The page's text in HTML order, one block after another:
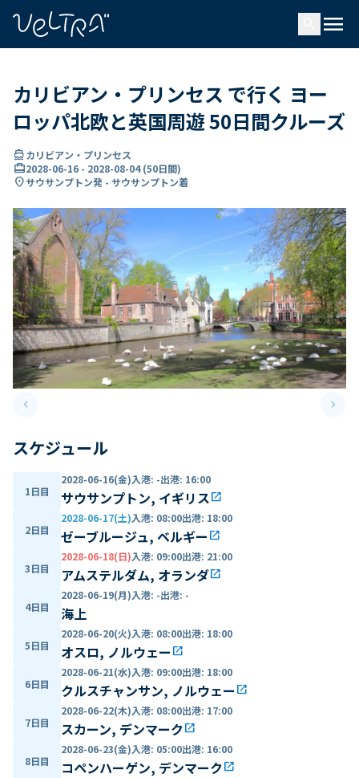
menu
カリビアン・プリンセス で行く ヨー
ロッパ北欧と英国周遊 50日間クルーズ
directions_boatカリビアン・プリンセス
card_travel2028-06-16 - 2028-08-04(50日間)
location_onサウサンプトン発 - サウサンプトン着
keyboard_arrow_leftPrevious slide keyboard_arrow_right
スケジュール
1日目
2028-06-16(金)入港: -出港: 16:00
サウサンプトン, イギリスopen_in_new
2日目
2028-06-17(土)入港: 08:00出港: 18:00
ゼーブルージュ, ベルギー open_in_new
3日目
2028-06-18(日)入港: 09:00出港: 21:00
アムステルダム, オランダopen_in_new
4日目
2028-06-19(月)入港: -出港: -
海上
5日目
2028-06-20(火)入港: 08:00出港: 18:00
オスロ, ノルウェー open_in_new
6日目
2028-06-21(水)入港: 09:00出港: 18:00
クルスチャンサン, ノルウェー open_in_new
7日目
2028-06-22(木)入港: 08:00出港: 17:00
スカーン, デンマークopen_in_new
8日目
2028-06-23(金)入港: 05:00出港: 16:00
コペンハーゲン, デンマークopen_in_new